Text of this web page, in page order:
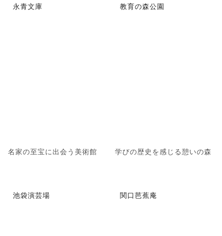
永青文庫
名家の至宝に出会う美術館
教育の森公園
学びの歴史を感じる憩いの森
池袋演芸場 関口芭蕉庵